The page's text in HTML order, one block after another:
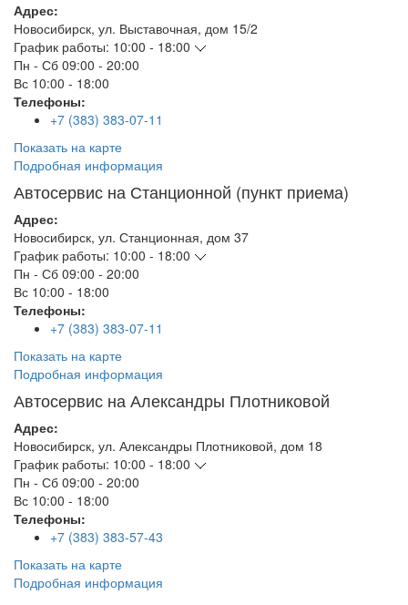
Адрес:
Новосибирск, ул. Выставочная, дом 15/2
График работы: 10:00 - 18:00
Пн - Сб 09:00 - 20:00
Вс 10:00 - 18:00
Телефоны:
+7 (383) 383-07-11
Показать на карте
Подробная информация
Автосервис на Станционной (пункт приема)
Адрес:
Новосибирск, ул. Станционная, дом 37
График работы: 10:00 - 18:00
Пн - Сб 09:00 - 20:00
Вс 10:00 - 18:00
Телефоны:
+7 (383) 383-07-11
Показать на карте
Подробная информация
Автосервис на Александры Плотниковой
Адрес:
Новосибирск, ул. Александры Плотниковой, дом 18
График работы: 10:00 - 18:00
Пн - Сб 09:00 - 20:00
Вс 10:00 - 18:00
Телефоны:
+7 (383) 383-57-43
Показать на карте
Подробная информация